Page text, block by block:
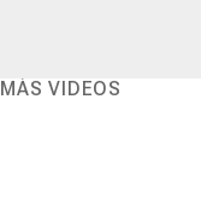
MÁS VIDEOS